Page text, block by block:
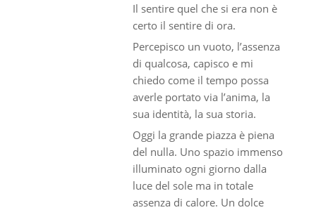
Il sentire quel che si era non è
certo il sentire di ora.
Percepisco un vuoto, l’assenza
di qualcosa, capisco e mi
chiedo come il tempo possa
averle portato via l’anima, la
sua identità, la sua storia.
Oggi la grande piazza è piena
del nulla. Uno spazio immenso
illuminato ogni giorno dalla
luce del sole ma in totale
assenza di calore. Un dolce